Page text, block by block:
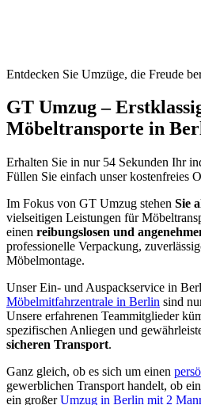
Entdecken Sie Umzüge, die Freude
GT Umzug –
Möbeltransporte in
Erhalten Sie in nur 54 Sekunden Ihr
Füllen Sie einfach unser kostenfreies
Im Fokus von GT Umzug stehen Sie
vielseitigen Leistungen für
einen reibungslosen und
professionelle Verpackung,
Möbelmontage.
Unser Ein- und Auspackservice in
Möbelmitfahrzentrale in Berlin sind
Unsere erfahrenen Teammitglieder
spezifischen Anliegen und
sicheren Transport.
Ganz gleich, ob es sich um einen
gewerblichen Transport handelt, ob ein
ein großerUmzug in Berlin mit 2